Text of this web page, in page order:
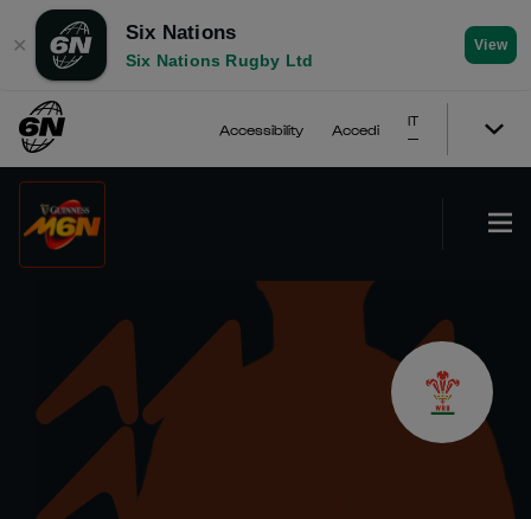
✕
Six Nations
Six Nations Rugby Ltd
View
Accessibility Accedi
IT